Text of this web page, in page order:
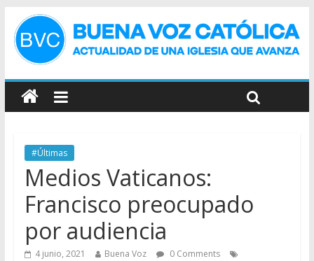
#Últimas
Medios Vaticanos:
Francisco preocupado
por audiencia
4 junio, 2021 Buena Voz
0 Comments